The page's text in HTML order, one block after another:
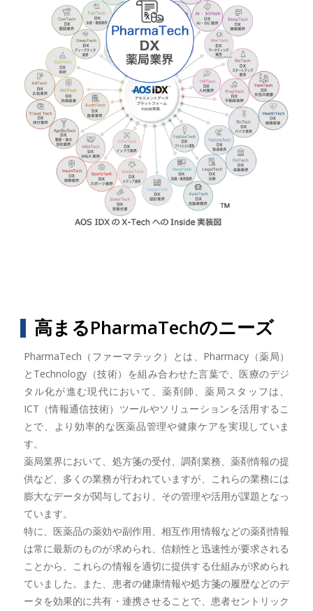
高まるPharmaTechのニーズ
PharmaTech（ファーマテック）とは、Pharmacy（薬局）
とTechnology（技術）を組み合わせた言葉で、医療のデジ
タル化が進む現代において、薬剤師、薬局スタッフは、
ICT（情報通信技術）ツールやソリューションを活用するこ
とで、より効率的な医薬品管理や健康ケアを実現していま
す。
薬局業界において、処方箋の受付、調剤業務、薬剤情報の提
供など、多くの業務が行われていますが、これらの業務には
膨大なデータが関与しており、その管理や活用が課題となっ
ています。
特に、医薬品の薬効や副作用、相互作用情報などの薬剤情報
は常に最新のものが求められ、信頼性と迅速性が要求される
ことから、これらの情報を適切に提供する仕組みが求められ
ていました。また、患者の健康情報や処方箋の履歴などのデ
ータを効果的に共有・連携させることで、患者セントリック